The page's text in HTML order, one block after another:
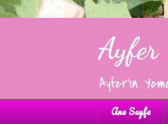
Ayfer
Ayfer'in
Ana Sayfa